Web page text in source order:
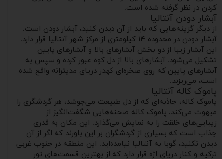
کردن در نظر گرفته شده است.
آبشار دودن آنتالیا
از دیگر گزینه‌هایی که باید از آن دیدن کنید، آبشار دودن است.
آبشار دودن در محدوده ۱۴ کیلومتری از مرکز شهر آنتالیا قرار دارد.
این آبشار زیبا از دو بخش آبشارهای بالا و آبشارهای پایین
تشکیل می‌شود. آبشارهای بالا از دل کوه عبور کرده و سپس به
آبشارهای پایین که روی صخره‌ای کهدر دریای مدیترانه واقع شده‌
است، می‌ریزند.
پاموک کاله آنتالیا
پاموک کاله، جاذبه‌ای که از دل طبیعت می‌جوشد، هر گردشگری را
مبهوت می‌کند. پاموک کاله صحنه‌هایی شگفت‌انگیز از
زیبایی‌های خلقت را به نمایش می‌گذارد. این مکان به قدری
جذاب است که بسیاری از گردشگران بر این باورند که اگر از آن
دیدن نکنید، گویا به آنتالیا نیامده‌اید. این منطقه در جنوب غربی
ترکیه و کنار دریای اژه قرار دارد که از بهترین قسمت‌های تور